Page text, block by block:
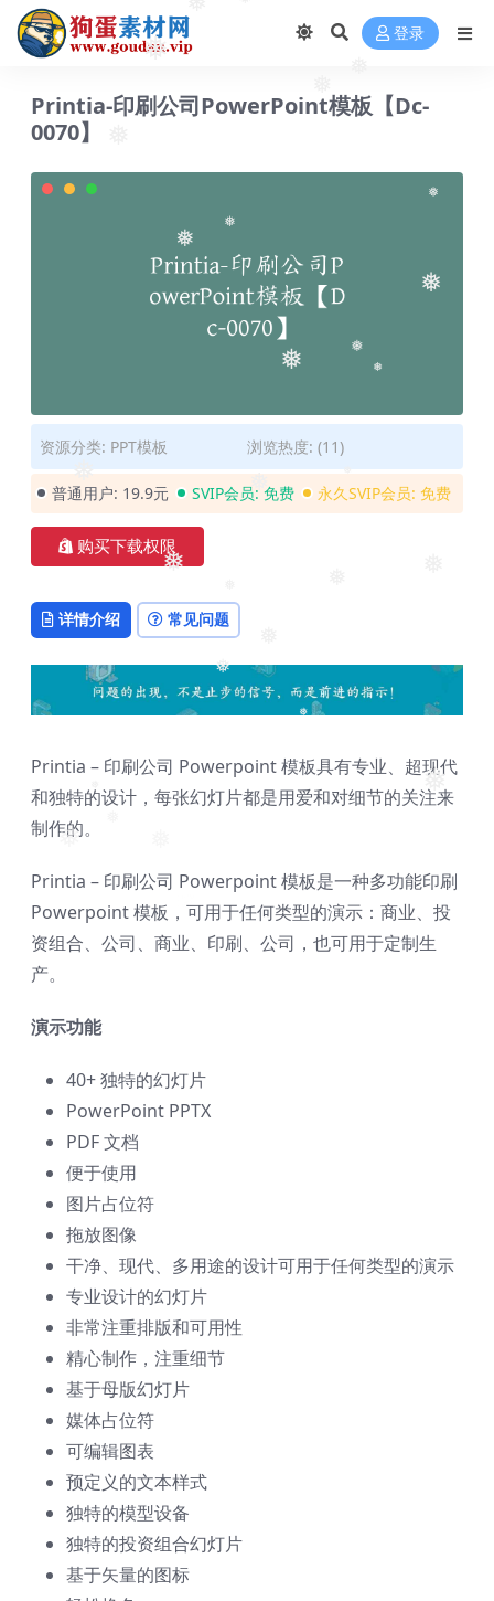
❅
❅
❅
❅
❅
❅
❅
❅
❅
❅
❅
❅
❅
❅
❅
登录
Printia-印刷公司PowerPoint模板【Dc-
0070】
资源分类: PPT模板 浏览热度: (11)
普通用户: 19.9元 SVIP会员: 免费 永久SVIP会员: 免费
购买下载权限
详情介绍 常见问题
Printia – 印刷公司 Powerpoint 模板具有专业、超现代
和独特的设计，每张幻灯片都是用爱和对细节的关注来
制作的。
Printia – 印刷公司 Powerpoint 模板是一种多功能印刷
Powerpoint 模板，可用于任何类型的演示：商业、投
资组合、公司、商业、印刷、公司，也可用于定制生
产。
演示功能
40+ 独特的幻灯片
PowerPoint PPTX
PDF 文档
便于使用
图片占位符
拖放图像
干净、现代、多用途的设计可用于任何类型的演示
专业设计的幻灯片
非常注重排版和可用性
精心制作，注重细节
基于母版幻灯片
媒体占位符
可编辑图表
预定义的文本样式
独特的模型设备
独特的投资组合幻灯片
基于矢量的图标